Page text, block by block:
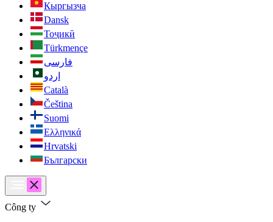
Кыргызча
Dansk
Тоҷикӣ
Türkmençe
فارسی
اردو
Català
Čeština
Suomi
Ελληνικά
Hrvatski
Български
Công ty